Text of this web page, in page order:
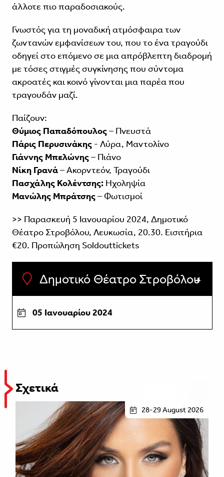
άλλοτε πιο παραδοσιακούς.
Γνωστός για τη μοναδική ατμόσφαιρα των
ζωντανών εμφανίσεων του, που το ένα τραγούδι
οδηγεί στο επόμενο σε μια απρόβλεπτη διαδρομή
με τόσες στιγμές συγκίνησης που σύντομα
ακροατές και κοινό γίνονται μια παρέα που
τραγουδάν μαζί.
Παίζουν:
Θύμιος Παπαδόπουλος– Πνευστά
Πάρις Περυσινάκης- Λύρα, Μαντολίνο
Γιάννης Μπελώνης– Πιάνο
Νίκη Γρανά– Ακορντεόν, Τραγούδι
Πασχάλης Κολέντσης: Ηχοληψία
Μανώλης Μπράτσης– Φωτισμοί
>> Παρασκευή 5 Ιανουαρίου 2024, Δημoτικό
Θέατρο Στροβόλου, Λευκωσία, 20.30. Εισιτήρια
€20. Προπώληση Soldouttickets
Δημοτικό Θέατρο Στροβόλου
05 Ιανουαρίου 2024
Σχετικά
28-29 August 2026